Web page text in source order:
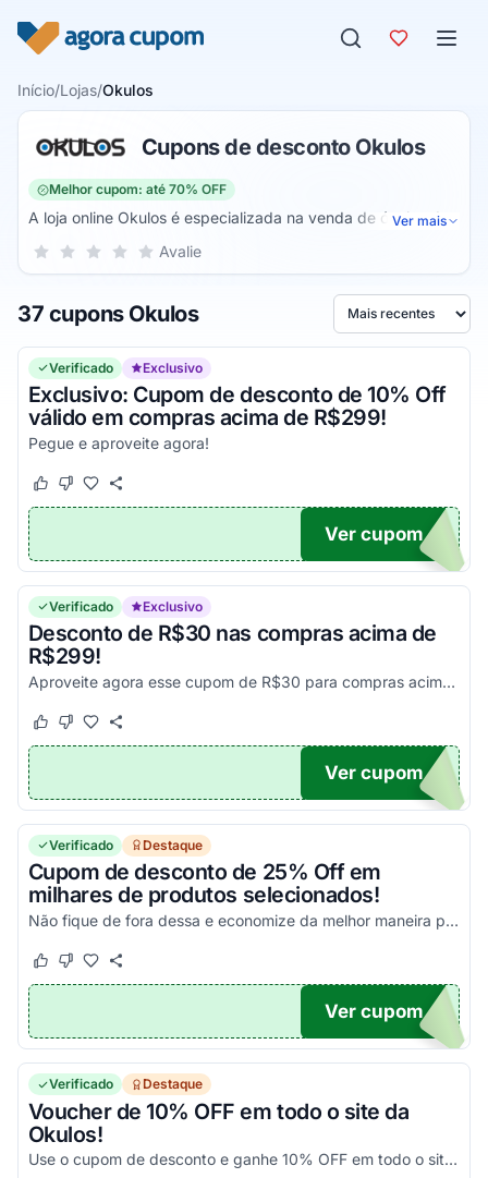
Início/Lojas/Okulos
Cupons de desconto Okulos
Melhor cupom: até 70% OFF
A loja online Okulos é especializada na venda de óculos de
sol, de grau e lentes de contato. São diversas marcas para
Nela, você encontra uma vasta variedade para o público
feminino e masculo, com modelos redondos, quadrados,
circulares e ovais.
Ver mais
Sua nota para Okulos, de 1 a 5 estrelas
5 estrelas
4 estrelas
3 estrelas
2 estrelas
1 estrela Avalie
37 cupons Okulos Ordenar por
Verificado Exclusivo
Exclusivo: Cupom de desconto de 10% Off
válido em compras acima de R$299!
Pegue e aproveite agora!
Este cupom funcionou
Este cupom não funcionou
UPOM
Ver cupom
Verificado Exclusivo
Desconto de R$30 nas compras acima de
R$299!
Aproveite agora esse cupom de R$30 para compras acima de R$299, exceto lentes de contato!
Este cupom funcionou
Este cupom não funcionou
OM30
Ver cupom
Verificado Destaque
Cupom de desconto de 25% Off em
milhares de produtos selecionados!
Não fique de fora dessa e economize da melhor maneira possível!
Este cupom funcionou
Este cupom não funcionou
S25
Ver cupom
Verificado Destaque
Voucher de 10% OFF em todo o site da
Okulos!
Use o cupom de desconto e ganhe 10% OFF em todo o site. E na compra de 2 óculos da marca Ray ban ganhe essa linda shoulder bag para você arrasar!!